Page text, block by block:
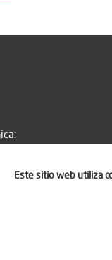
Este sitio web utiliza